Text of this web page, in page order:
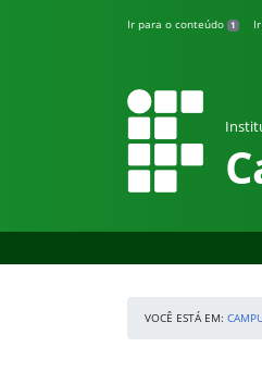
Ir para o conteúdo 1
VOCÊ ESTÁ EM: